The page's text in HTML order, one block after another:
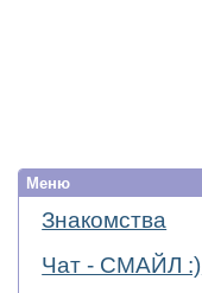
Меню
Знакомства
Чат - СМАЙЛ :)